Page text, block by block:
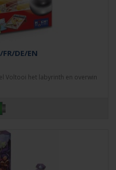
DE/EN
Voltooi het labyrinth en overwin